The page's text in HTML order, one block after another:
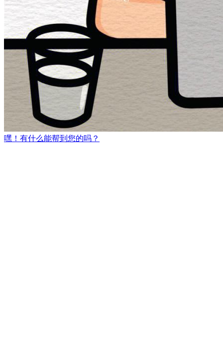
嘿！有什么能帮到您的吗？